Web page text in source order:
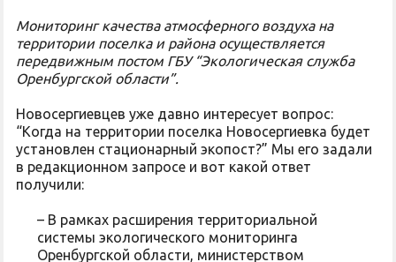
Мониторинг качества атмосферного воздуха на
территории поселка и района осуществляется
передвижным постом ГБУ “Экологическая служба
Оренбургской области”.
Новосергиевцев уже давно интересует вопрос:
“Когда на территории поселка Новосергиевка будет
установлен стационарный экопост?” Мы его задали
в редакционном запросе и вот какой ответ
получили:
– В рамках расширения территориальной
системы экологического мониторинга
Оренбургской области, министерством